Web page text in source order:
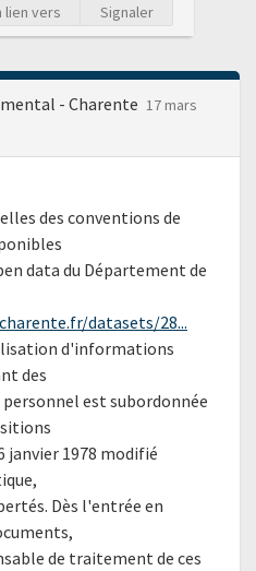
lien vers Signaler
- Charente 17 mars
des conventions de
data du Département de
datasets/28...
d'informations
des
est subordonnée
janvier 1978 modifié
Dès l'entrée en
de traitement de ces